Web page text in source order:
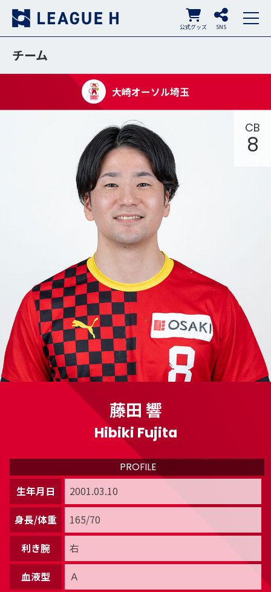
SNS
公式グッズ
チーム
大崎オーソル埼玉
藤田 響
Hibiki Fujita
CB
8
生年月日 2001.03.10
身長/体重 165/70
利き腕 右
血液型 Ａ
PROFILE